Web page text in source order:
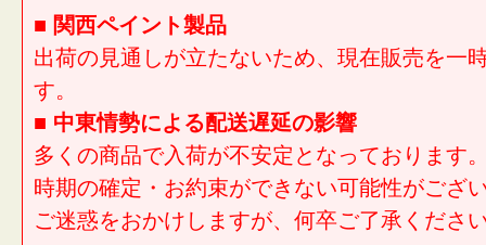
■ 関西ペイント製品
出荷の見通しが立たないため、現在販売を一
す。
■ 中東情勢による配送遅延の影響
多くの商品で入荷が不安定となっております
時期の確定・お約束ができない可能性がござ
ご迷惑をおかけしますが、何卒ご了承くださ